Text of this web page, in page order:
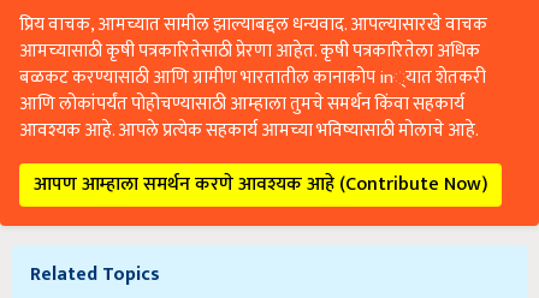
प्रिय वाचक, आमच्यात सामील झाल्याबद्दल धन्यवाद. आपल्यासारखे वाचक
आमच्यासाठी कृषी पत्रकारितेसाठी प्रेरणा आहेत. कृषी पत्रकारितेला अधिक
बळकट करण्यासाठी आणि ग्रामीण भारतातील कानाकोप in्यात शेतकरी
आणि लोकांपर्यंत पोहोचण्यासाठी आम्हाला तुमचे समर्थन किंवा सहकार्य
आवश्यक आहे. आपले प्रत्येक सहकार्य आमच्या भविष्यासाठी मोलाचे आहे.
आपण आम्हाला समर्थन करणे आवश्यक आहे (Contribute Now)
Related Topics